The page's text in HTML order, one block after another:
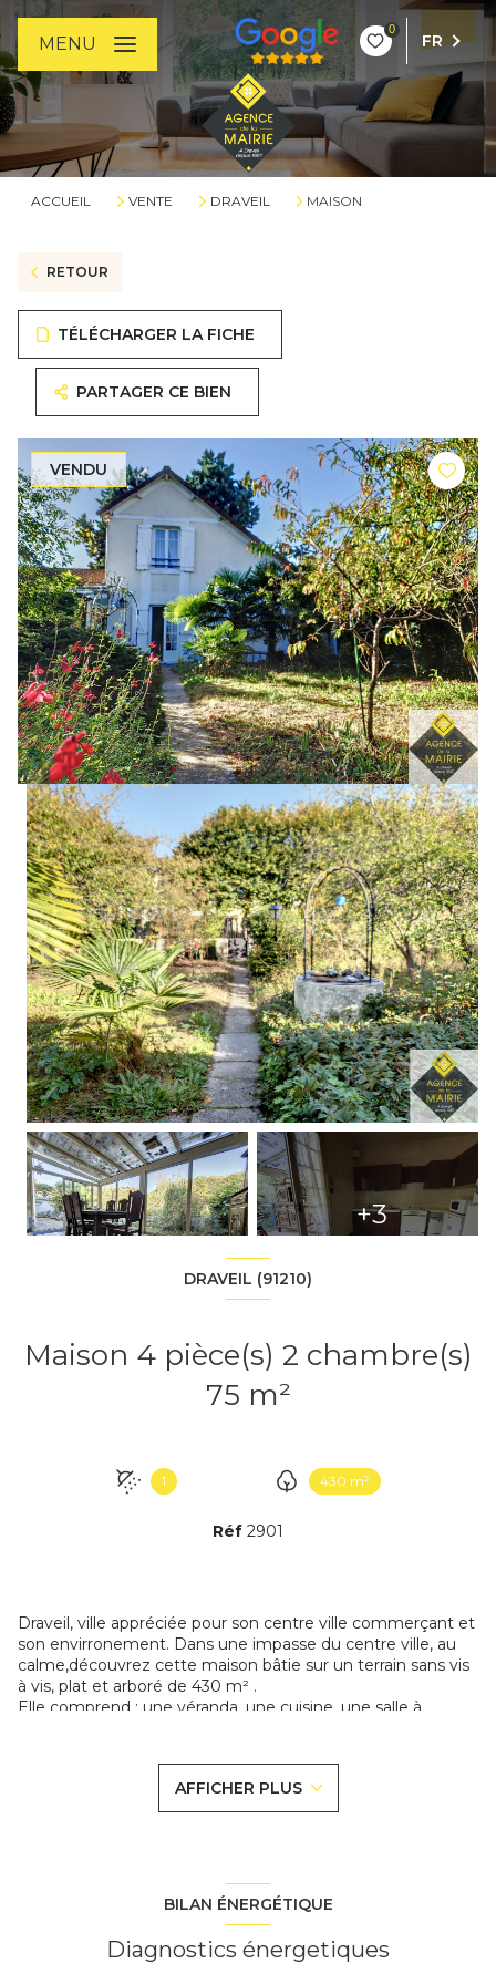
0
FR
MENU
ACCUEIL VENTE DRAVEIL MAISON
RETOUR
TÉLÉCHARGER LA FICHE
PARTAGER CE BIEN
VENDU
+3
DRAVEIL (91210)
Maison 4 pièce(s) 2 chambre(s)
75 m²
1 430 m²
Réf 2901
Draveil, ville appréciée pour son centre ville commerçant et
son envirronement. Dans une impasse du centre ville, au
calme,découvrez cette maison bâtie sur un terrain sans vis
à vis, plat et arboré de 430 m² .
Elle comprend : une véranda, une cuisine, une salle à
Proche des commerces,des écoles et crèche. Bus pour la
gare de Juvisy sur Orge (ERE C et D) ) à proximité.
Bien proposé par Nadine LE BERTE - Agent commercial
Les informations sur les risques auxquels ce bien est
AFFICHER PLUS
BILAN ÉNERGÉTIQUE
Diagnostics énergetiques